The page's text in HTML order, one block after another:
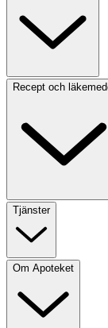
Recept och
Tjänster
Om Apoteket